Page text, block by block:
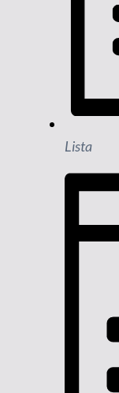
Lista